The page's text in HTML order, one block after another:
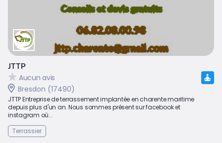
JTTP
Aucun avis
Bresdon (17490)
JTTP Entreprise de terrassement implantée en charente maritime
depuis plus d'un an. Nous sommes présent sur facebook et
instagram où...
Terrassier